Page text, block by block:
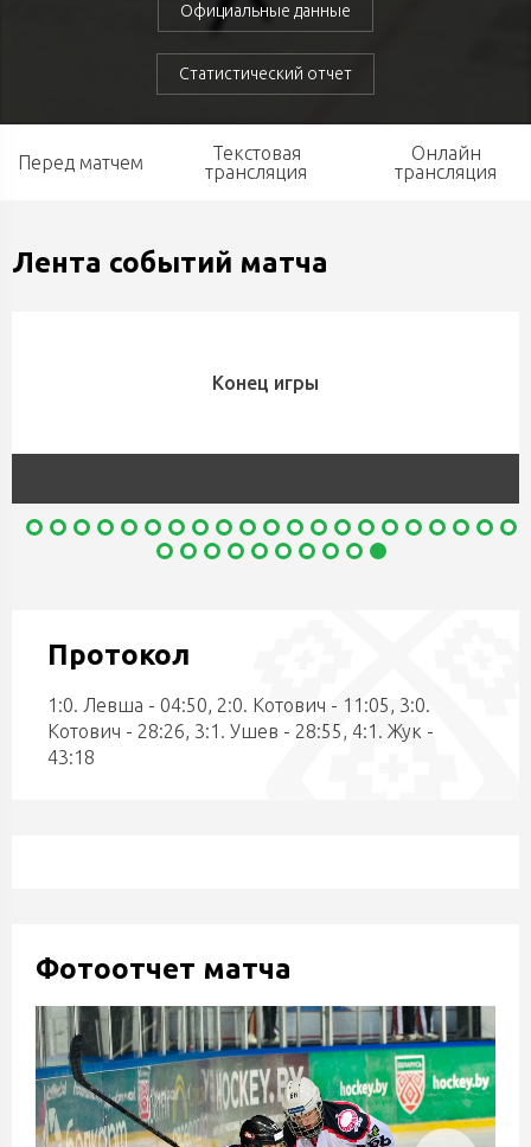
Официальные данные
Статистический отчет
Перед матчем
Текстовая
трансляция
Онлайн
трансляция
Лента событий матча
Конец игры
Протокол
1:0. Левша - 04:50, 2:0. Котович - 11:05, 3:0.
Котович - 28:26, 3:1. Ушев - 28:55, 4:1. Жук -
43:18
Фотоотчет матча